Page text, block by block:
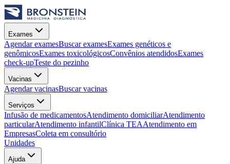
Exames
Agendar examesBuscar examesExames genéticos e
genômicosExames toxicológicosConvênios atendidosExames
check-upTeste do pezinho
Vacinas
Agendar vacinasBuscar vacinas
Serviços
Infusão de medicamentosAtendimento domiciliarAtendimento
particularAtendimento infantilClínica TEAAtendimento em
EmpresasColeta em consultório
Unidades
Ajuda